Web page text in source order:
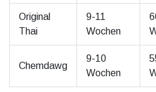
Original
Thai
9-11
Wochen
Chemdawg
9-10
Wochen